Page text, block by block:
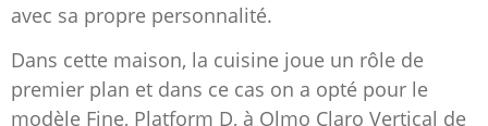
avec sa propre personnalité.
Dans cette maison, la cuisine joue un rôle de
premier plan et dans ce cas on a opté pour le
modèle Fine, Platform D, à Olmo Claro Vertical de